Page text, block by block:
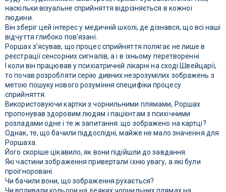
наскільки візуальне сприйняття відрізняється в кожної
людини.
Він зберіг цей інтерес у медичній школі, де дізнався, що всі наші
відчуття глибоко пов’язані.
Роршах з’ясував, що процес сприйняття полягає не лише в
реєстрації сенсорних сигналів, а і в їхньому перетворенні.
І коли він працював у психіатричній лікарні на сході Швейцарії,
то почав розробляти серію дивних незрозумілих зображень з
метою пошуку нового розуміння специфіки процесу
сприйняття.
Використовуючи картки з чорнильними плямами, Роршах
пропонував здоровим людям і пацієнтам з психічними
розладами одне і те ж запитання: що зображено на картці?
Однак, те, що бачили піддослідні, майже не мало значення для
Роршаха.
Його скоріше цікавило, як вони підійшли до завдання.
Які частини зображення привертали їхню увагу, а які були
проігноровані.
Чи бачили вони, що зображення рухається?